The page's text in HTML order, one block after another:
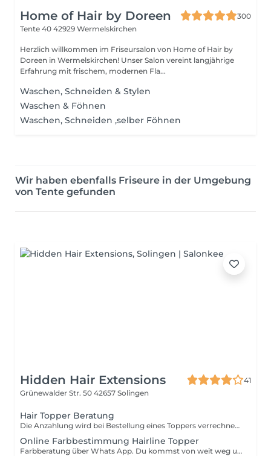
Home of Hair by Doreen
300
Tente 40 42929 Wermelskirchen
Herzlich willkommen im Friseursalon von Home of Hair by
Doreen in Wermelskirchen! Unser Salon vereint langjährige
Erfahrung mit frischem, modernen Fla...
Waschen, Schneiden & Stylen
Waschen & Föhnen
Waschen, Schneiden ,selber Föhnen
Wir haben ebenfalls Friseure in der Umgebung
von Tente gefunden
Hidden Hair Extensions
41
Grünewalder Str. 50 42657 Solingen
Hair Topper Beratung
Die Anzahlung wird bei Bestellung eines Toppers verrechnet. In dem Beratungstermin bei uns vor Ort kannst du einen Hairline Topper anprobieren. Wir beraten dich ausführlich in der Auswahl der richtigen Breite 3 oder 5cm , Haarstruktur, Haarqualität und natürlich mit der richtigen Farbauswahl. Entweder haben wir die passende Farb- und Strukturauswahl für dich vor Ort, oder wir müssen den Topper für dich anfertigen lassen und / oder ggfs. Personalisieren. Natürlich musst du dich nicht direkt vor Ort entscheiden. Du erhältst nach der Beratung einen Kostenvoranschlag. Wir notieren uns das, was wir während der Beratung besprochen haben. Und du kannst im Nachhinein deinen Topper bestellen.
Online Farbbestimmung Hairline Topper
Farbberatung über Whats App. Du kommst von weit weg und hast nicht die Möglichkeit zu uns zu kommen ? Kein Problem. Aufgrund meiner langjährigen Erfahrung ist es uns mittlerweile möglich Haarfarben sehr gut über Bilder und Videos zu bestimmen. Wähle einfach einen Tag und Uhrzeit aus und ich stehe dir für ca. 15 Minuten per WhatsApp oder Instagram zu Verfügung. Du kannst mir alle deine noch offenen Fragen stellen und wir bestimmen gemeinsam die richtige Farbe und Struktur. Nachdem wir alle Notwendigen Bilder und Infos von dir haben, machen wir dir einen Kostenvoranschlag. Danach kannst du entscheiden wie es weitergeht. Selbstverständlich musst du dich nicht sofort entscheiden. Wir hinterlegen alle Daten in unsere Kartei, sodass die jeder Zeit die Möglichkeit hast dir einen Hairline Topper bei uns zu bestellen. Wir Kontaktieren dich unter der angegebenen Nummer per WhatsApp an deinem gebuchten Termin. Bitte sende uns auch erst an deinem deine Bilder erst dann zu, wenn du per E-Mail dazu aufgefordert wirst. Damit wollen wir sicher stellen, dass wir uns genug Zeit nehmen können damit wir für dich die optimale Farbe und Struktur auswählen können.